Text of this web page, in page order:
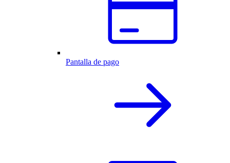
Pantalla de pago